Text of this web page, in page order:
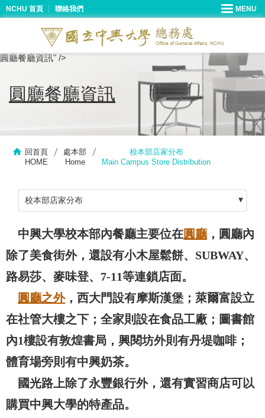
NCHU 首頁 聯絡我們
圓廳餐廳資訊
圓廳餐廳資訊" />
回首頁
HOME
處本部
Home
校本部店家分布
Main Campus Store Distribution
校本部店家分布
中興大學校本部內餐廳主要位在圓廳，圓廳內
除了美食街外，還設有小木屋鬆餅、SUBWAY、
路易莎、麥味登、7-11等連鎖店面。
圓廳之外，西大門設有摩斯漢堡；萊爾富設立
在社管大樓之下；全家則設在食品工廠；圖書館
內1樓設有敦煌書局，興閱坊外則有丹堤咖啡；
體育場旁則有中興奶茶。
國光路上除了永豐銀行外，還有實習商店可以
購買中興大學的特產品。